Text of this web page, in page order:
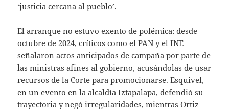
‘justicia cercana al pueblo’.
El arranque no estuvo exento de polémica: desde
octubre de 2024, críticos como el PAN y el INE
señalaron actos anticipados de campaña por parte de
las ministras afines al gobierno, acusándolas de usar
recursos de la Corte para promocionarse. Esquivel,
en un evento en la alcaldía Iztapalapa, defendió su
trayectoria y negó irregularidades, mientras Ortiz